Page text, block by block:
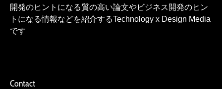
開発のヒントになる質の高い論文やビジネス開発のヒン
トになる情報などを紹介するTechnology x Design Media
です
Contact